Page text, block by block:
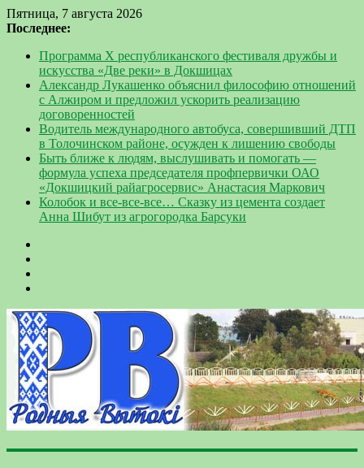
Пятница, 7 августа 2026
Последнее:
Программа Х республиканского фестиваля дружбы и
искусства «Две реки» в Докшицах
Александр Лукашенко объяснил философию отношений
с Алжиром и предложил ускорить реализацию
договоренностей
Водитель международного автобуса, совершивший ДТП
в Толочинском районе, осужден к лишению свободы
Быть ближе к людям, выслушивать и помогать —
формула успеха председателя профпервички ОАО
«Докшицкий райагросервис» Анастасия Маркович
Колобок и все-все-все… Сказку из цемента создает
Анна Шибут из агрогородка Барсуки